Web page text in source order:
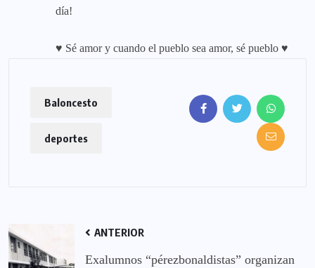
día!
♥ Sé amor y cuando el pueblo sea amor, sé pueblo ♥
Baloncesto
deportes
ANTERIOR
Exalumnos “pérezbonaldistas” organizan